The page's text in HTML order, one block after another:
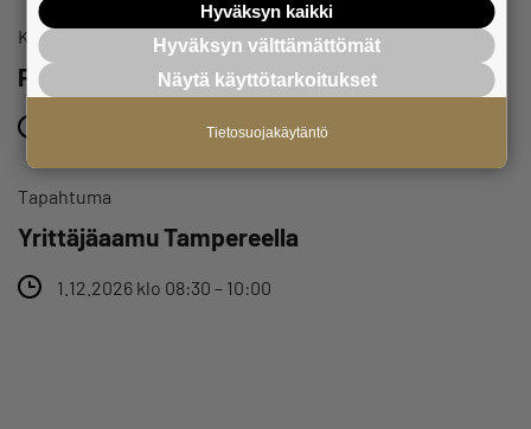
Koulutukset ja seminaarit
Pirkanmaan Omistajanvaihdosmarkkinat
28.10.2026 klo 12:00 – 16:30
Tapahtuma
Yrittäjäaamu Tampereella
1.12.2026 klo 08:30 – 10:00
Hyväksyn kaikki
Hyväksyn välttämättömät
Näytä käyttötarkoitukset
Tietosuojakäytäntö